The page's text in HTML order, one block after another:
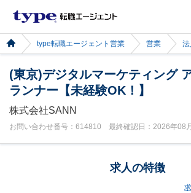
type転職エージェント営業 営業 法
(東京)デジタルマーケティング
ランナー【未経験OK！】
株式会社SANN
お問い合わせ番号：614810 最終確認日：2026年08
求人の特徴